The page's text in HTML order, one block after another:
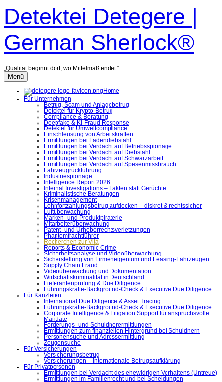
Inhalt
überspringen
Detektei Detegere |
German Sherlock®
„Qualität beginnt dort, wo Mittelmaß endet.“
Menü
Home
Für Unternehmen
Betrug, Scam und Anlagebetrug
Detektei für Krypto-Betrug
Compliance & Beratung
Deepfake & KI-Fraud Response
Detektei für Umweltcompliance
Einschleusung von Arbeitskräften
Ermittlungen bei Ladendiebstahl
Ermittlungen bei Verdacht auf Betriebsspionage
Ermittlungen bei Verdacht auf Diebstahl
Ermittlungen bei Verdacht auf Schwarzarbeit
Ermittlungen bei Verdacht auf Spesenmissbrauch
Fahrzeugrückführung
Industriespionage
Intelligence Report 2026
Internal Investigations – Fakten statt Gerüchte
Kriminalistische Beratungen
Krisenmanagement
Lohnfortzahlungsbetrug aufdecken – diskret & rechtssicher
Luftüberwachung
Marken- und Produktpiraterie
Mitarbeiterüberwachung
Patent- und Urheberrechtsverletzungen
Phantomfrachtführer
Recherchen zur Vita
Reports & Economic Crime
Sicherheitsanalyse und Videoüberwachung
Sicherstellung von Firmeneigentum und Leasing-Fahrzeugen
Supply Chain Fraud
Videoüberwachung und Dokumentation
Wirtschaftskriminalität in Deutschland
Lieferantenprüfung & Due Diligence
Führungskräfte-Background-Check & Executive Due Diligence
Für Kanzleien
International Due Diligence & Asset Tracing
Führungskräfte-Background-Check & Executive Due Diligence
Corporate Intelligence & Litigation Support für anspruchsvolle
Mandate
Forderungs- und Schuldnerermittlungen
Ermittlungen zum finanziellen Hintergrund bei Schuldnern
Personensuche und Adressermittlung
Zeugensuche
Für Versicherungen
Versicherungsbetrug
Versicherungen – Internationale Betrugsaufklärung
Für Privatpersonen
Ermittlungen bei Verdacht des ehewidrigen Verhaltens (Untreue)
Ermittlungen im Familienrecht und bei Scheidungen